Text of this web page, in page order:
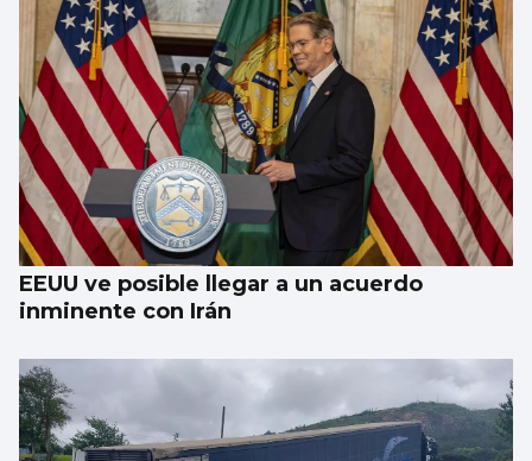
EEUU ve posible llegar a un acuerdo
inminente con Irán